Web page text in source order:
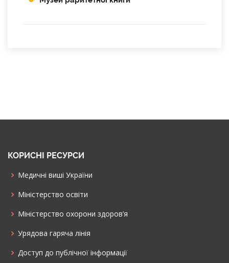
КОРИСНІ РЕСУРСИ
Медичні виші України
Міністерство освіти
Міністерство охорони здоров’я
Урядова гаряча лінія
Доступ до публічної інформації